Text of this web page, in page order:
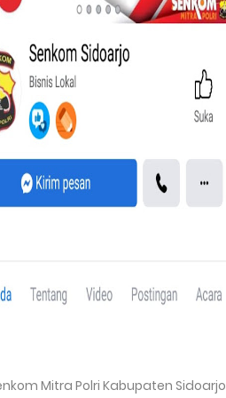
Mitra Polri Kabupaten Sidoarjo